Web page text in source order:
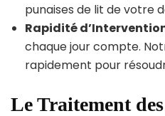
punaises de lit de votre
Rapidité
chaque jour compte.
rapidement pour
Le Traitement